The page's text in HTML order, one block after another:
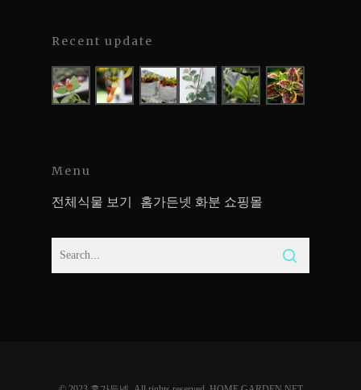
Recent update
Menu
전체식물 보기 홈가든넷 화분 쇼핑몰